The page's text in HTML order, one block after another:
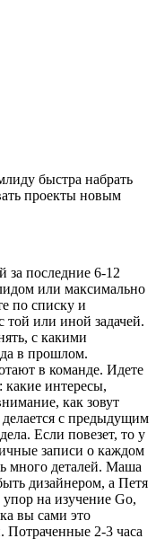
быстра набрать
проекты новым
за последние 6-12
или максимально
по списку и
или иной задачей.
с какими
в прошлом.
в команде. Идете
какие интересы,
как зовут
делается с предыдущим
Если повезет, то у
записи о каждом
много деталей. Маша
дизайнером, а Петя
на изучение Go,
вы сами это
Потраченные 2-3 часа